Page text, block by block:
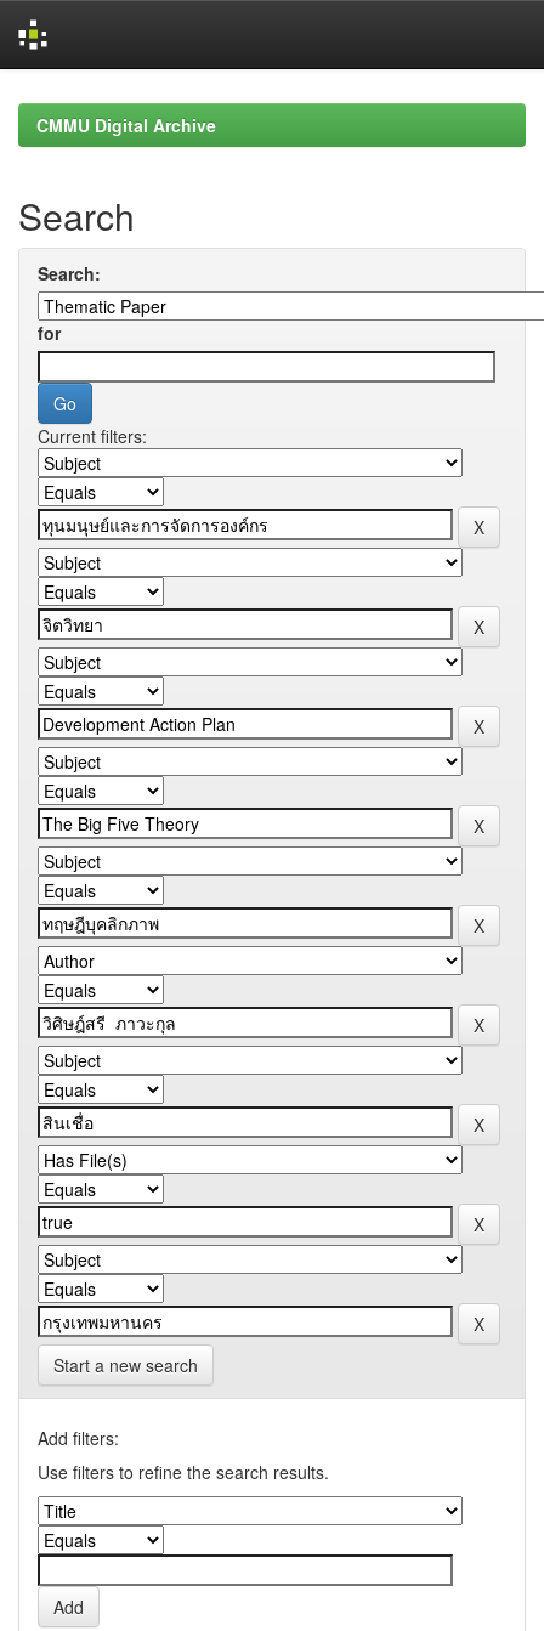
navigationCMMU Digital Archive
Search
Search:
for
Current filters:
Start a new search
Add filters:
Use filters to refine the search results.